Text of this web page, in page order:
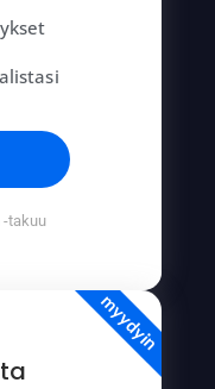
-takuu
myydyin